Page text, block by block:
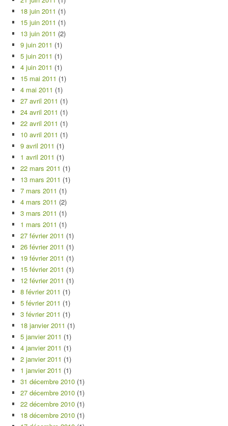
18 juin 2011 (1)
15 juin 2011 (1)
13 juin 2011 (2)
9 juin 2011 (1)
5 juin 2011 (1)
4 juin 2011 (1)
15 mai 2011 (1)
4 mai 2011 (1)
27 avril 2011 (1)
24 avril 2011 (1)
22 avril 2011 (1)
10 avril 2011 (1)
9 avril 2011 (1)
1 avril 2011 (1)
22 mars 2011 (1)
13 mars 2011 (1)
7 mars 2011 (1)
4 mars 2011 (2)
3 mars 2011 (1)
1 mars 2011 (1)
27 février 2011 (1)
26 février 2011 (1)
19 février 2011 (1)
15 février 2011 (1)
12 février 2011 (1)
8 février 2011 (1)
5 février 2011 (1)
3 février 2011 (1)
18 janvier 2011 (1)
5 janvier 2011 (1)
4 janvier 2011 (1)
2 janvier 2011 (1)
1 janvier 2011 (1)
31 décembre 2010 (1)
27 décembre 2010 (1)
22 décembre 2010 (1)
18 décembre 2010 (1)